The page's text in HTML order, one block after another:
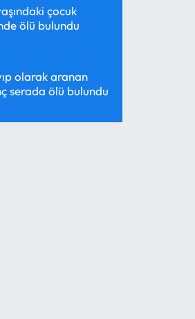
çocuk
ölü bulundu
olarak aranan
serada ölü bulundu